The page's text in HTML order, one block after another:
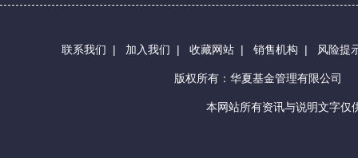
联系我们 | 加入我们 | 收藏网站 | 销售机构 | 风险提
版权所有：华夏基金管理有限公司
本网站所有资讯与说明文字仅